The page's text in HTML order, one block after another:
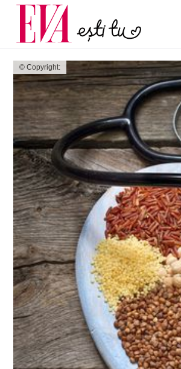
© Copyright:
Carieră
Actualitate